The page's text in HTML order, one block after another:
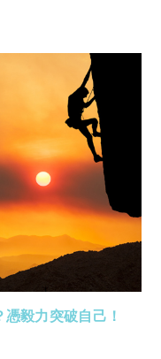
憑毅力突破自己！